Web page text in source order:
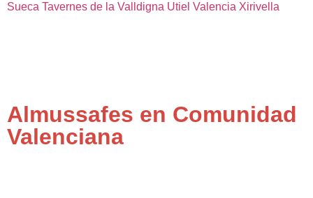
Sueca Tavernes de la Valldigna Utiel Valencia Xirivella
Almussafes en Comunidad
Valenciana